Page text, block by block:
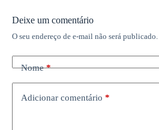
Deixe um comentário
O seu endereço de e-mail não será publicado.
Nome*
Adicionar comentário *